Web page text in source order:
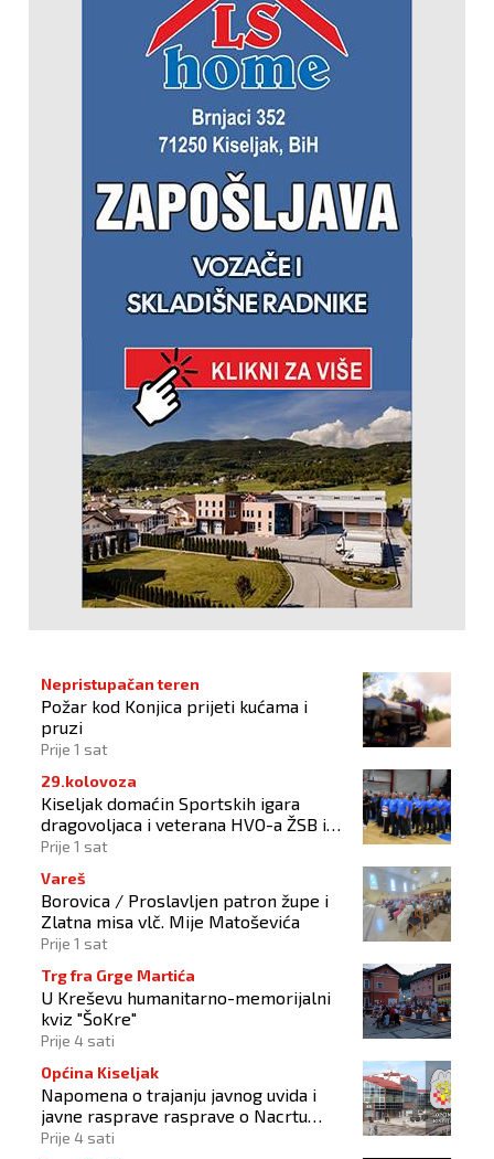
Nepristupačan teren
Požar kod Konjica prijeti kućama i
pruzi
Prije 1 sat
29.kolovoza
Kiseljak domaćin Sportskih igara
dragovoljaca i veterana HVO-a ŽSB i
Dana branitelja
Prije 1 sat
Vareš
Borovica / Proslavljen patron župe i
Zlatna misa vlč. Mije Matoševića
Prije 1 sat
Trg fra Grge Martića
U Kreševu humanitarno-memorijalni
kviz "ŠoKre"
Prije 4 sati
Općina Kiseljak
Napomena o trajanju javnog uvida i
javne rasprave rasprave o Nacrtu
prostornog plana
Prije 4 sati